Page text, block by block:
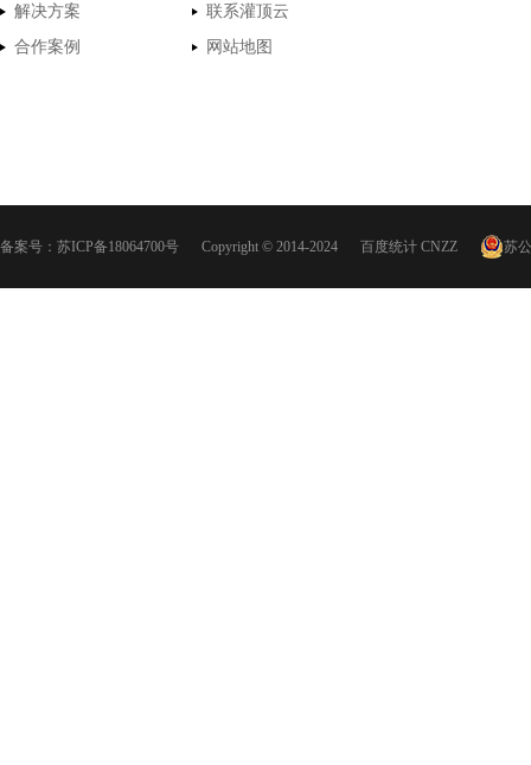
解决方案
联系灌顶云
合作案例
网站地图
备案号： 苏ICP备18064700号 Copyright © 2014-2024 百度统计 CNZZ 苏